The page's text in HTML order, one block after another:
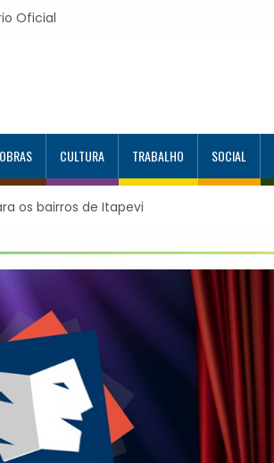
Oficial
OBRAS CULTURA TRABALHO SOCIAL
e exames por